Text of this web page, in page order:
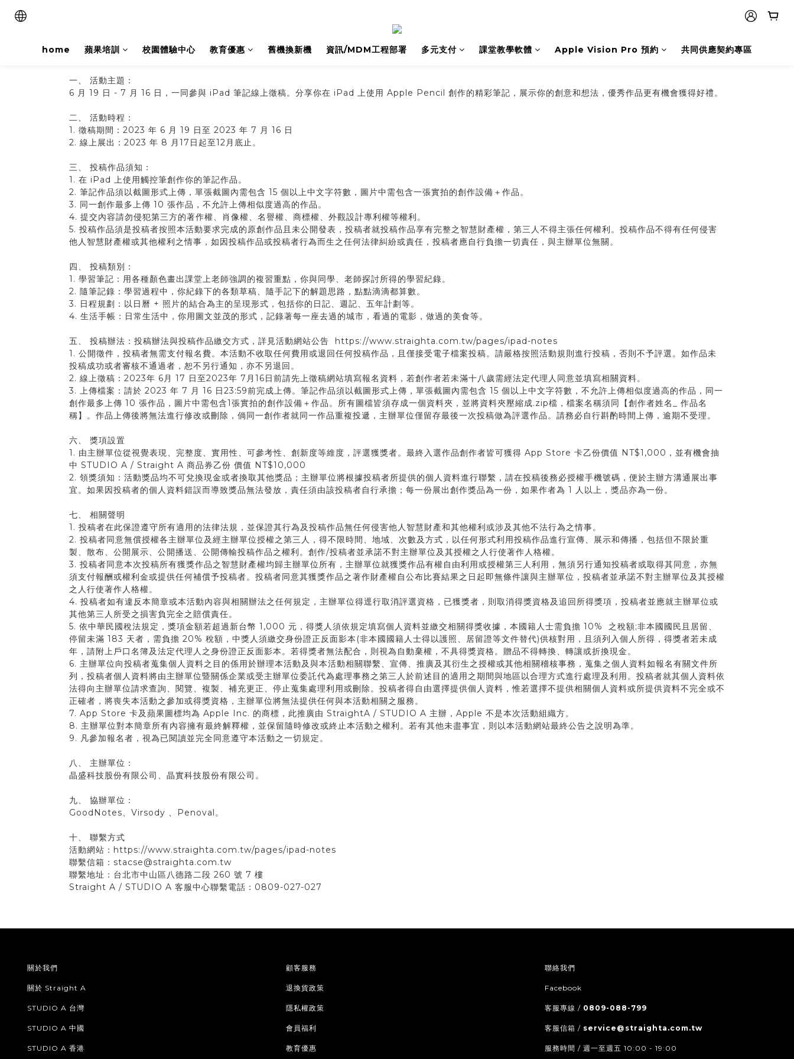
home 蘋果培訓 校園體驗中心 教育優惠 舊機換新機 資訊/MDM⼯程部署 多元支付 課堂教學軟體 Apple Vision Pro 預約 共同供應契約專區
一、 活動主題：
6 月 19 日 - 7 月 16 日，一同參與 iPad 筆記線上徵稿。分享你在 iPad 上使用 Apple Pencil 創作的精彩筆記，展示你的創意和想法，優秀作品更有機會獲得好禮。
二、 活動時程：
1. 徵稿期間：2023 年 6 月 19 日至 2023 年 7 月 16 日
2. 線上展出：2023 年 8 月17日起至12月底止。
三、 投稿作品須知：
1. 在 iPad 上使用觸控筆創作你的筆記作品。
2. 筆記作品須以截圖形式上傳，單張截圖內需包含 15 個以上中文字符數，圖片中需包含一張實拍的創作設備＋作品。
3. 同一創作最多上傳 10 張作品，不允許上傳相似度過高的作品。
4. 提交內容請勿侵犯第三方的著作權、肖像權、名譽權、商標權、外觀設計專利權等權利。
5. 投稿作品須是投稿者按照本活動要求完成的原創作品且未公開發表，投稿者就投稿作品享有完整之智慧財產權，第三人不得主張任何權利。投稿作品不得有任何侵害
他人智慧財產權或其他權利之情事，如因投稿作品或投稿者行為而生之任何法律糾紛或責任，投稿者應自行負擔一切責任，與主辦單位無關。
四、 投稿類別：
1. 學習筆記：用各種顏色畫出課堂上老師強調的複習重點，你與同學、老師探討所得的學習紀錄。
2. 隨筆記錄：學習過程中，你紀錄下的各類草稿、隨手記下的解題思路，點點滴滴都算數。
3. 日程規劃：以日曆 + 照片的結合為主的呈現形式，包括你的日記、週記、五年計劃等。
4. 生活手帳：日常生活中，你用圖文並茂的形式，記錄著每一座去過的城市，看過的電影，做過的美食等。
五、 投稿辦法：投稿辦法與投稿作品繳交方式，詳見活動網站公告 https://www.straighta.com.tw/pages/ipad-notes
1. 公開徵件，投稿者無需支付報名費。本活動不收取任何費用或退回任何投稿作品，且僅接受電子檔案投稿。請嚴格按照活動規則進行投稿，否則不予評選。如作品未
投稿成功或者審核不通過者，恕不另行通知，亦不另退回。
2. 線上徵稿：2023年 6月 17 日至2023年 7月16日前請先上徵稿網站填寫報名資料，若創作者若未滿十八歲需經法定代理人同意並填寫相關資料。
3. 上傳檔案：請於 2023 年 7 月 16 日23:59前完成上傳。筆記作品須以截圖形式上傳，單張截圖內需包含 15 個以上中文字符數，不允許上傳相似度過高的作品，同一
創作最多上傳 10 張作品，圖片中需包含1張實拍的創作設備＋作品。所有圖檔皆須存成一個資料夾，並將資料夾壓縮成.zip檔，檔案名稱須同【創作者姓名_ 作品名
稱】。作品上傳後將無法進行修改或刪除，倘同一創作者就同一作品重複投遞，主辦單位僅留存最後一次投稿做為評選作品。請務必自行斟酌時間上傳，逾期不受理。
六、 獎項設置
1. 由主辦單位從視覺表現、完整度、實用性、可參考性、創新度等維度，評選獲獎者。最終入選作品創作者皆可獲得 App Store 卡乙份價值 NT$1,000，並有機會抽
中 STUDIO A / Straight A 商品券乙份 價值 NT$10,000
2. 領獎須知：活動獎品均不可兌換現金或者換取其他獎品；主辦單位將根據投稿者所提供的個人資料進行聯繫，請在投稿後務必授權手機號碼，便於主辦方溝通展出事
宜。如果因投稿者的個人資料錯誤而導致獎品無法發放，責任須由該投稿者自行承擔；每一份展出創作獎品為一份，如果作者為 1 人以上，獎品亦為一份。
七、 相關聲明
1. 投稿者在此保證遵守所有適用的法律法規，並保證其行為及投稿作品無任何侵害他人智慧財產和其他權利或涉及其他不法行為之情事。
2. 投稿者同意無償授權各主辦單位及經主辦單位授權之第三人，得不限時間、地域、次數及方式，以任何形式利用投稿作品進行宣傳、展示和傳播，包括但不限於重
製、散布、公開展示、公開播送、公開傳輸投稿作品之權利。創作/投稿者並承諾不對主辦單位及其授權之人行使著作人格權。
3. 投稿者同意本次投稿所有獲獎作品之智慧財產權均歸主辦單位所有，主辦單位就獲獎作品有權自由利用或授權第三人利用，無須另行通知投稿者或取得其同意，亦無
須支付報酬或權利金或提供任何補償予投稿者。投稿者同意其獲獎作品之著作財產權自公布比賽結果之日起即無條件讓與主辦單位，投稿者並承諾不對主辦單位及其授權
之人行使著作人格權。
4. 投稿者如有違反本簡章或本活動內容與相關辦法之任何規定，主辦單位得逕行取消評選資格，已獲獎者，則取消得獎資格及追回所得獎項，投稿者並應就主辦單位或
其他第三人所受之損害負完全之賠償責任。
5. 依中華民國稅法規定，獎項金額若超過新台幣 1,000 元，得獎人須依規定填寫個人資料並繳交相關得獎收據，本國籍人士需負擔 10% 之稅額;非本國國民且居留、
停留未滿 183 天者，需負擔 20% 稅額，中獎人須繳交身份證正反面影本(非本國國籍人士得以護照、居留證等文件替代)供核對用，且須列入個人所得，得獎者若未成
年，請附上戶口名簿及法定代理人之身份證正反面影本。若得獎者無法配合，則視為自動棄權，不具得獎資格。贈品不得轉換、轉讓或折換現金。
6. 主辦單位向投稿者蒐集個人資料之目的係用於辦理本活動及與本活動相關聯繫、宣傳、推廣及其衍生之授權或其他相關稽核事務，蒐集之個人資料如報名有關文件所
列，投稿者個人資料將由主辦單位暨關係企業或受主辦單位委託代為處理事務之第三人於前述目的適用之期間與地區以合理方式進行處理及利用。投稿者就其個人資料依
法得向主辦單位請求查詢、閱覽、複製、補充更正、停止蒐集處理利用或刪除。投稿者得自由選擇提供個人資料，惟若選擇不提供相關個人資料或所提供資料不完全或不
正確者，將喪失本活動之參加或得獎資格，主辦單位將無法提供任何與本活動相關之服務。
7. App Store 卡及蘋果圖標均為 Apple Inc. 的商標，此推廣由 StraightA / STUDIO A 主辦，Apple 不是本次活動組織方。
8. 主辦單位對本簡章所有內容擁有最終解釋權，並保留隨時修改或終止本活動之權利。若有其他未盡事宜，則以本活動網站最終公告之說明為準。
9. 凡參加報名者，視為已閱讀並完全同意遵守本活動之一切規定。
八、 主辦單位：
晶盛科技股份有限公司、晶實科技股份有限公司。
九、 協辦單位：
GoodNotes、Virsody 、Penoval。
十、 聯繫方式
活動網站：https://www.straighta.com.tw/pages/ipad-notes
聯繫信箱：stacse@straighta.com.tw
聯繫地址：台北市中山區八德路二段 260 號 7 樓
Straight A / STUDIO A 客服中心聯繫電話：0809-027-027
關於我們
關於 Straight A
STUDIO A 台灣
STUDIO A 中國
STUDIO A 香港
顧客服務
退換貨政策
隱私權政策
會員福利
教育優惠
聯絡我們
Facebook
客服專線 / 0809-088-799
客服信箱 / service@straighta.com.tw
服務時間 / 週一至週五 10:00 - 19:00